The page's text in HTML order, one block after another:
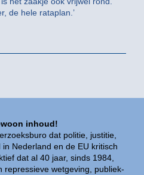
inhoud!
dat politie, justitie,
Nederland en de EU kritisch
dat al 40 jaar, sinds 1984,
repressieve wetgeving, publiek-
de hele rataplan.’